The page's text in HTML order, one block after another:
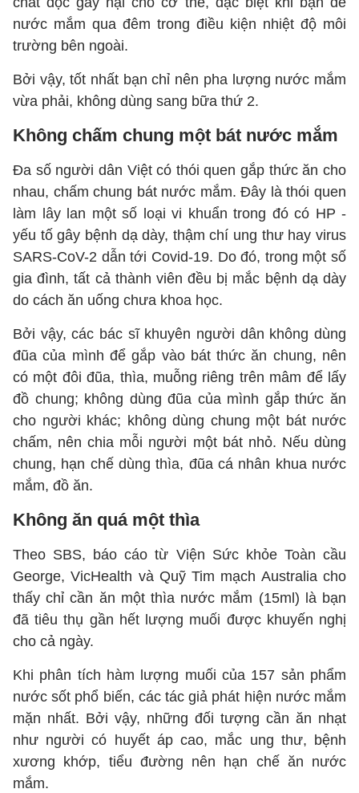
nước mắm qua đêm trong điều kiện nhiệt độ môi
trường bên ngoài.
Bởi vậy, tốt nhất bạn chỉ nên pha lượng nước mắm
vừa phải, không dùng sang bữa thứ 2.
Không chấm chung một bát nước mắm
Đa số người dân Việt có thói quen gắp thức ăn cho
nhau, chấm chung bát nước mắm. Đây là thói quen
làm lây lan một số loại vi khuẩn trong đó có HP -
yếu tố gây bệnh dạ dày, thậm chí ung thư hay virus
SARS-CoV-2 dẫn tới Covid-19. Do đó, trong một số
gia đình, tất cả thành viên đều bị mắc bệnh dạ dày
do cách ăn uống chưa khoa học.
Bởi vậy, các bác sĩ khuyên người dân không dùng
đũa của mình để gắp vào bát thức ăn chung, nên
có một đôi đũa, thìa, muỗng riêng trên mâm để lấy
đồ chung; không dùng đũa của mình gắp thức ăn
cho người khác; không dùng chung một bát nước
chấm, nên chia mỗi người một bát nhỏ. Nếu dùng
chung, hạn chế dùng thìa, đũa cá nhân khua nước
mắm, đồ ăn.
Không ăn quá một thìa
Theo SBS, báo cáo từ Viện Sức khỏe Toàn cầu
George, VicHealth và Quỹ Tim mạch Australia cho
thấy chỉ cần ăn một thìa nước mắm (15ml) là bạn
đã tiêu thụ gần hết lượng muối được khuyến nghị
cho cả ngày.
Khi phân tích hàm lượng muối của 157 sản phẩm
nước sốt phổ biến, các tác giả phát hiện nước mắm
mặn nhất. Bởi vậy, những đối tượng cần ăn nhạt
như người có huyết áp cao, mắc ung thư, bệnh
xương khớp, tiểu đường nên hạn chế ăn nước
mắm.